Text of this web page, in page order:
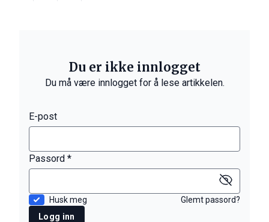
Du er ikke innlogget
Du må være innlogget for å lese artikkelen.
E-post
Passord *
Husk meg
Glemt passord?
Logg inn